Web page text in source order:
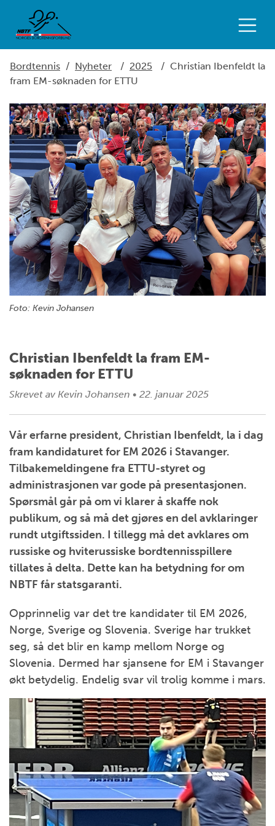
Bordtennis / Nyheter / 2025 / Christian Ibenfeldt la
fram EM-søknaden for ETTU
Foto: Kevin Johansen
Christian Ibenfeldt la fram EM-
søknaden for ETTU
Skrevet av Kevin Johansen • 22. januar 2025
Vår erfarne president, Christian Ibenfeldt, la i dag
fram kandidaturet for EM 2026 i Stavanger.
Tilbakemeldingene fra ETTU-styret og
administrasjonen var gode på presentasjonen.
Spørsmål går på om vi klarer å skaffe nok
publikum, og så må det gjøres en del avklaringer
rundt utgiftssiden. I tillegg må det avklares om
russiske og hviterussiske bordtennisspillere
tillates å delta. Dette kan ha betydning for om
NBTF får statsgaranti.
Opprinnelig var det tre kandidater til EM 2026,
Norge, Sverige og Slovenia. Sverige har trukket
seg, så det blir en kamp mellom Norge og
Slovenia. Dermed har sjansene for EM i Stavanger
økt betydelig. Endelig svar vil trolig komme i mars.